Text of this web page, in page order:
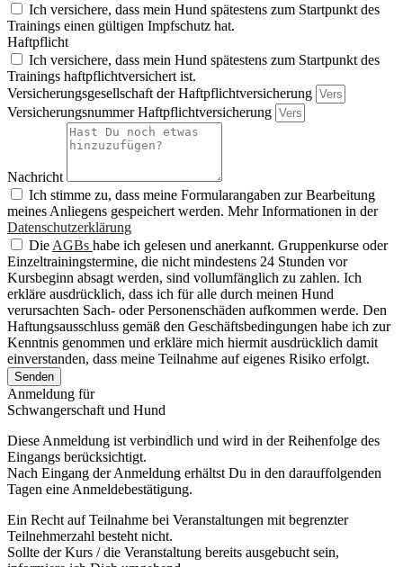
Ich versichere, dass mein Hund spätestens zum Startpunkt des
Trainings einen gültigen Impfschutz hat.
Haftpflicht
Ich versichere, dass mein Hund spätestens zum Startpunkt des
Trainings haftpflichtversichert ist.
Versicherungsgesellschaft der Haftpflichtversicherung
Versicherungsnummer Haftpflichtversicherung
Nachricht
Ich stimme zu, dass meine Formularangaben zur Bearbeitung
meines Anliegens gespeichert werden. Mehr Informationen in der
Datenschutzerklärung
Die AGBs habe ich gelesen und anerkannt. Gruppenkurse oder
Einzeltrainingstermine, die nicht mindestens 24 Stunden vor
Kursbeginn absagt werden, sind vollumfänglich zu zahlen. Ich
erkläre ausdrücklich, dass ich für alle durch meinen Hund
verursachten Sach- oder Personenschäden aufkommen werde. Den
Haftungsausschluss gemäß den Geschäftsbedingungen habe ich zur
Kenntnis genommen und erkläre mich hiermit ausdrücklich damit
einverstanden, dass meine Teilnahme auf eigenes Risiko erfolgt.
Senden
Anmeldung für
Schwangerschaft und Hund
Diese Anmeldung ist verbindlich und wird in der Reihenfolge des
Eingangs berücksichtigt.
Nach Eingang der Anmeldung erhältst Du in den darauffolgenden
Tagen eine Anmeldebestätigung.
Ein Recht auf Teilnahme bei Veranstaltungen mit begrenzter
Teilnehmerzahl besteht nicht.
Sollte der Kurs / die Veranstaltung bereits ausgebucht sein,